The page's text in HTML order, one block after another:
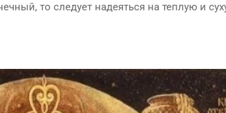
то следует надеяться на теплую и